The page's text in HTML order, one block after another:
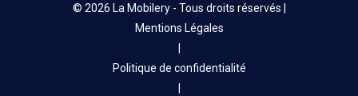
© 2026 La Mobilery - Tous droits réservés |
Mentions Légales
Politique de confidentialité